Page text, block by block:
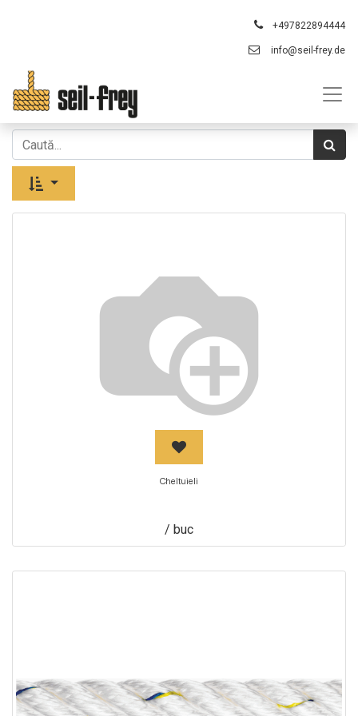
+497822894444
info@seil-frey.de
Cheltuieli
/ buc